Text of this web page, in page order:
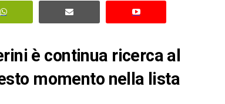
è continua ricerca al
momento nella lista